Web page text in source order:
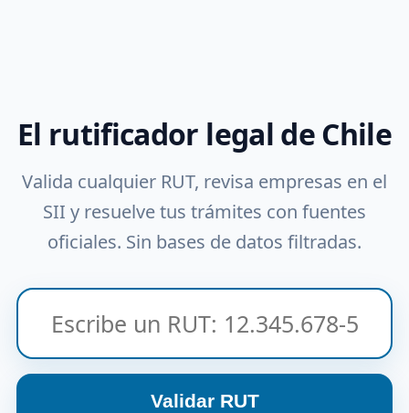
El rutificador legal de Chile
Valida cualquier RUT, revisa empresas en el
SII y resuelve tus trámites con fuentes
oficiales. Sin bases de datos filtradas.
Validar RUT